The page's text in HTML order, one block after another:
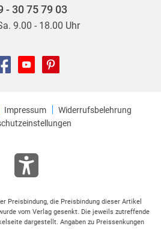
- 30 75 79 03
9.00 - 18.00 Uhr
Impressum
Widerrufsbelehrung
Preisbindung, die Preisbindung dieser Artikel
vom Verlag gesenkt. Die jeweils zutreffende
dargestellt. Angaben zu Preissenkungen